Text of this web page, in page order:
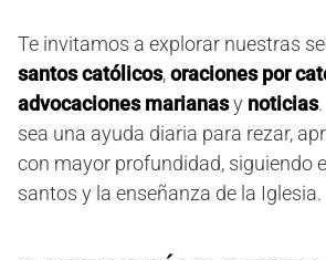
Te invitamos a explorar nuestras
santos católicos,oraciones por
advocaciones marianasy noticias
sea una ayuda diaria para rezar,
con mayor profundidad, siguiendo
santos y la enseñanza de la Iglesia.